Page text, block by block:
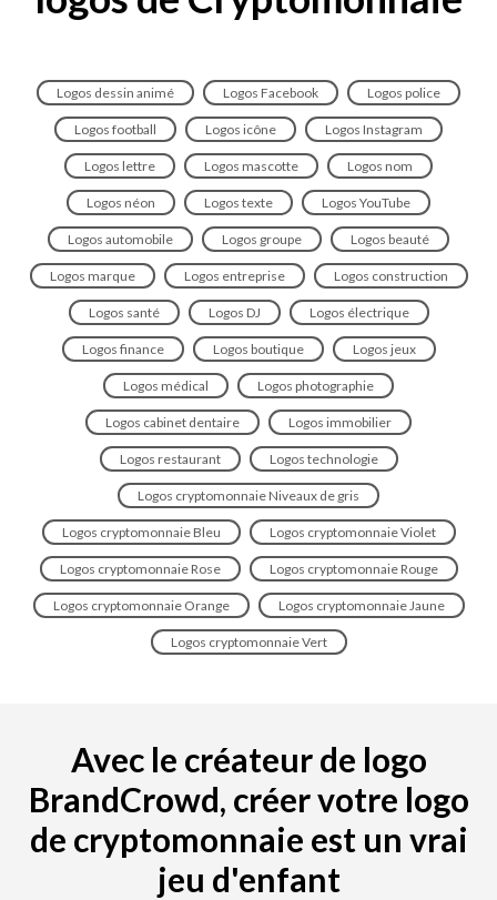
Logos dessin animé Logos Facebook Logos police
Logos football Logos icône Logos Instagram
Logos lettre Logos mascotte Logos nom
Logos néon Logos texte Logos YouTube
Logos automobile Logos groupe Logos beauté
Logos marque Logos entreprise Logos construction
Logos santé Logos DJ Logos électrique
Logos finance Logos boutique Logos jeux
Logos médical Logos photographie
Logos cabinet dentaire Logos immobilier
Logos restaurant Logos technologie
Logos cryptomonnaie Niveaux de gris
Logos cryptomonnaie Bleu Logos cryptomonnaie Violet
Logos cryptomonnaie Rose Logos cryptomonnaie Rouge
Logos cryptomonnaie Orange Logos cryptomonnaie Jaune
Logos cryptomonnaie Vert
Avec le créateur de logo
BrandCrowd, créer votre logo
de cryptomonnaie est un vrai
jeu d'enfant